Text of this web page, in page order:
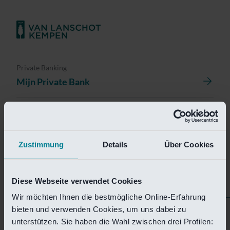
Zustimmung Details Über Cookies
Diese Webseite verwendet Cookies
Wir möchten Ihnen die bestmögliche Online-Erfahrung
bieten und verwenden Cookies, um uns dabei zu
unterstützen. Sie haben die Wahl zwischen drei Profilen:
Private Banking
Mijn Private Bank
Helaas is deze pagina